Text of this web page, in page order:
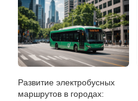
Развитие электробусных
маршрутов в городах: